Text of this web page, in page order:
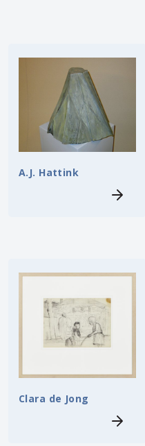
A.J. Hattink
Clara de Jong